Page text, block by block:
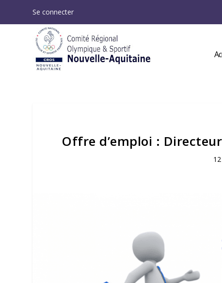
Se connecter
Offre d’emploi :